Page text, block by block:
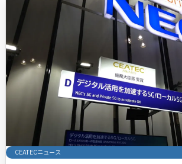
CEATECニュース